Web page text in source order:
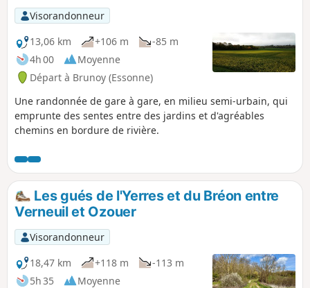
Visorandonneur
13,06 km
+106 m
-85 m
4h 00
Moyenne
Départ à Brunoy (Essonne)
Une randonnée de gare à gare, en milieu semi-urbain, qui
emprunte des sentes entre des jardins et d'agréables
chemins en bordure de rivière.
Les gués de l'Yerres et du Bréon entre
Verneuil et Ozouer
Visorandonneur
18,47 km
+118 m
-113 m
5h 35
Moyenne